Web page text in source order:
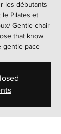
les débutants
le Pilates et
Gentle chair
that know
gentle pace